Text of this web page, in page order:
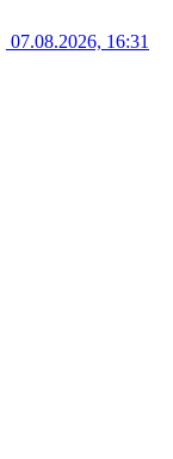
07.08.2026, 16:31